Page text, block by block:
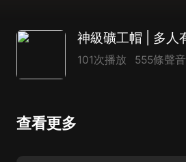
101次播放 555條聲音
查看更多